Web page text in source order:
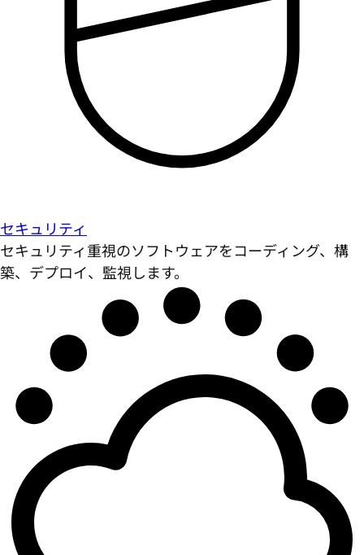
セキュリティ
セキュリティ重視のソフトウェアをコーディング、構
築、デプロイ、監視します。